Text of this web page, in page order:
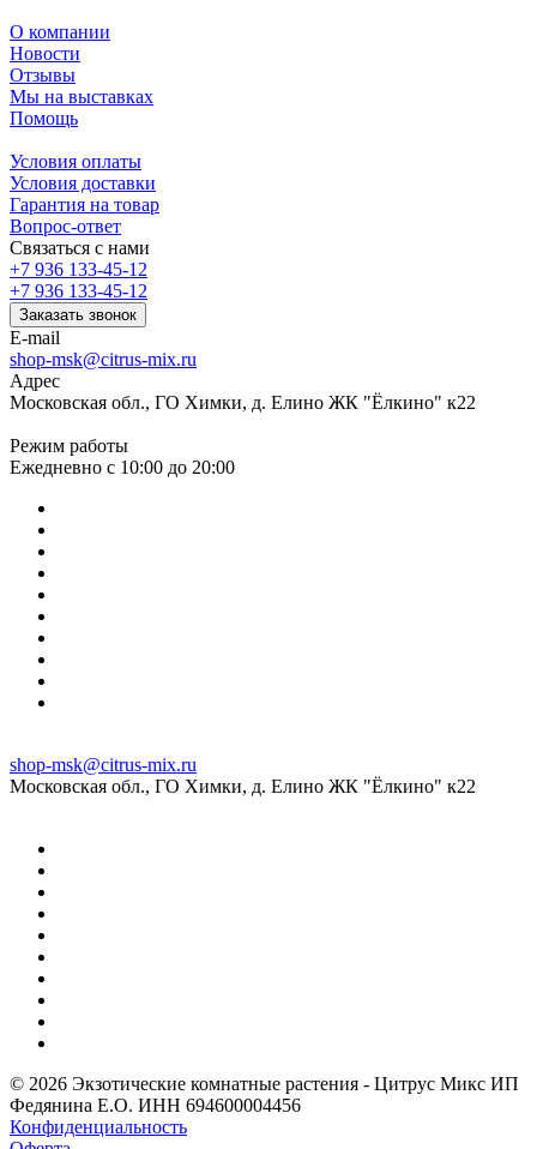
О компании
Новости
Отзывы
Мы на выставках
Помощь
Условия оплаты
Условия доставки
Гарантия на товар
Вопрос-ответ
Связаться с нами
+7 936 133-45-12
+7 936 133-45-12
Заказать звонок
E-mail
shop-msk@citrus-mix.ru
Адрес
Московская обл., ГО Химки, д. Елино ЖК "Ёлкино" к22
Режим работы
Ежедневно с 10:00 до 20:00
shop-msk@citrus-mix.ru
Московская обл., ГО Химки, д. Елино ЖК "Ёлкино" к22
© 2026 Экзотические комнатные растения - Цитрус Микс ИП
Федянина Е.О. ИНН 694600004456
Конфиденциальность